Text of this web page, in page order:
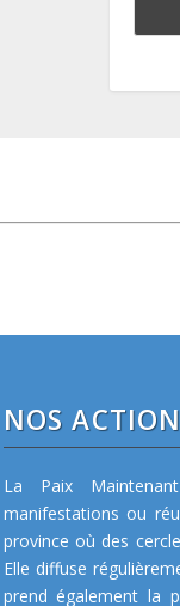
NOS
La Paix
manifestations ou
province où des
Elle diffuse
prend également la